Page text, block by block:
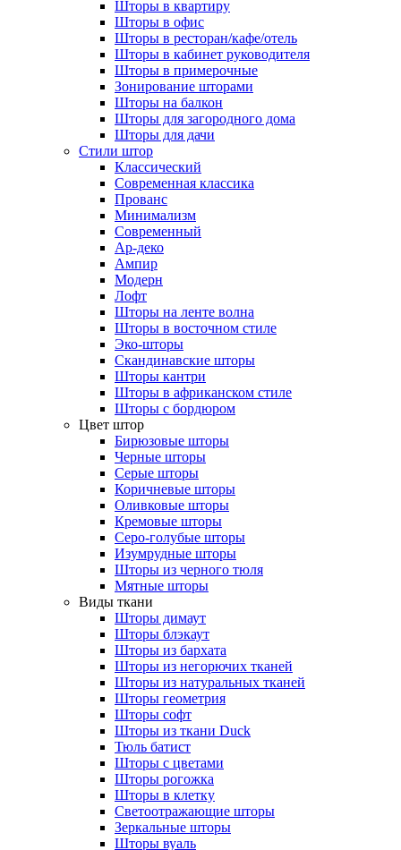
Шторы в квартиру
Шторы в офис
Шторы в ресторан/кафе/отель
Шторы в кабинет руководителя
Шторы в примерочные
Зонирование шторами
Шторы на балкон
Шторы для загородного дома
Шторы для дачи
Стили штор
Классический
Современная классика
Прованс
Минимализм
Современный
Ар-деко
Ампир
Модерн
Лофт
Шторы на ленте волна
Шторы в восточном стиле
Эко-шторы
Скандинавские шторы
Шторы кантри
Шторы в африканском стиле
Шторы с бордюром
Цвет штор
Бирюзовые шторы
Черные шторы
Серые шторы
Коричневые шторы
Оливковые шторы
Кремовые шторы
Серо-голубые шторы
Изумрудные шторы
Шторы из черного тюля
Мятные шторы
Виды ткани
Шторы димаут
Шторы блэкаут
Шторы из бархата
Шторы из негорючих тканей
Шторы из натуральных тканей
Шторы геометрия
Шторы софт
Шторы из ткани Duck
Тюль батист
Шторы с цветами
Шторы рогожка
Шторы в клетку
Светоотражающие шторы
Зеркальные шторы
Шторы вуаль